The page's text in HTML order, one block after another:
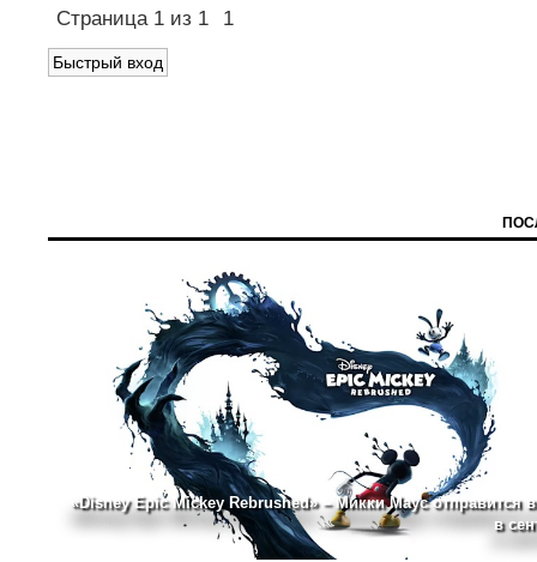
Страница 1 из 1 1
«Disney Epic Mickey Rebrushed» – Микки Маус отправится
в